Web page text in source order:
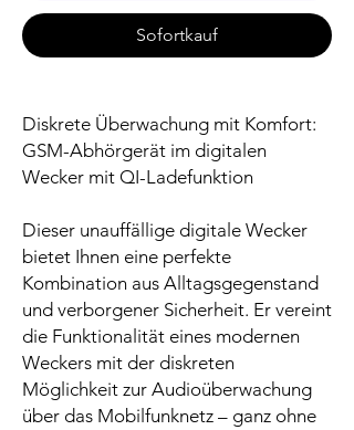
Sofortkauf
Diskrete Überwachung mit Komfort:
GSM-Abhörgerät im digitalen
Wecker mit QI-Ladefunktion
Dieser unauffällige digitale Wecker
bietet Ihnen eine perfekte
Kombination aus Alltagsgegenstand
und verborgener Sicherheit. Er vereint
die Funktionalität eines modernen
Weckers mit der diskreten
Möglichkeit zur Audioüberwachung
über das Mobilfunknetz – ganz ohne